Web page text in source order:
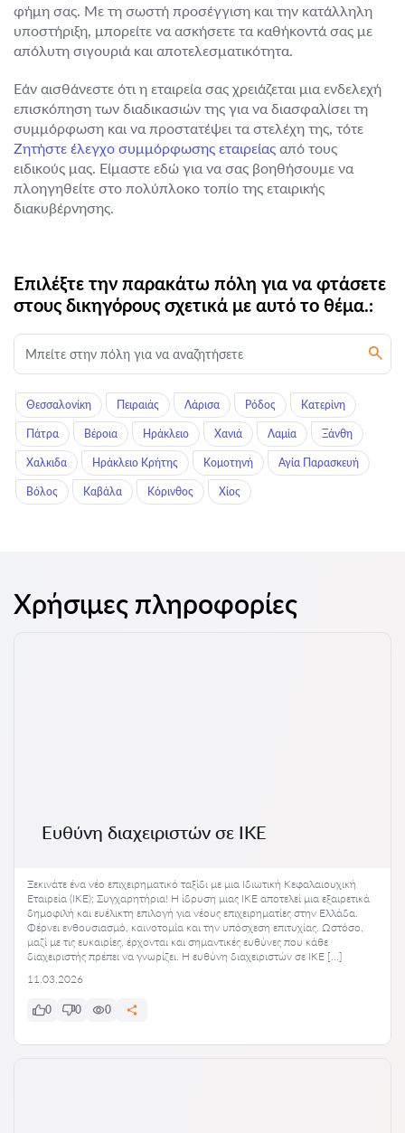
φήμη σας. Με τη σωστή προσέγγιση και την κατάλληλη
υποστήριξη, μπορείτε να ασκήσετε τα καθήκοντά σας με
απόλυτη σιγουριά και αποτελεσματικότητα.
Εάν αισθάνεστε ότι η εταιρεία σας χρειάζεται μια ενδελεχή
επισκόπηση των διαδικασιών της για να διασφαλίσει τη
συμμόρφωση και να προστατέψει τα στελέχη της, τότε
Ζητήστε έλεγχο συμμόρφωσης εταιρείας από τους
ειδικούς μας. Είμαστε εδώ για να σας βοηθήσουμε να
πλοηγηθείτε στο πολύπλοκο τοπίο της εταιρικής
διακυβέρνησης.
Επιλέξτε την παρακάτω πόλη για να φτάσετε
στους δικηγόρους σχετικά με αυτό το θέμα.:
Θεσσαλονίκη Πειραιάς Λάρισα Ρόδος Κατερίνη
Πάτρα Βέροια Ηράκλειο Χανιά Λαμία Ξάνθη
Χαλκιδα Ηράκλειο Κρήτης Κομοτηνή Αγία Παρασκευή
Βόλος Καβάλα Κόρινθος Χίος
Χρήσιμες πληροφορίες
Ευθύνη διαχειριστών σε ΙΚΕ
Ξεκινάτε ένα νέο επιχειρηματικό ταξίδι με μια Ιδιωτική Κεφαλαιουχική
Εταιρεία (ΙΚΕ); Συγχαρητήρια! Η ίδρυση μιας ΙΚΕ αποτελεί μια εξαιρετικά
δημοφιλή και ευέλικτη επιλογή για νέους επιχειρηματίες στην Ελλάδα.
Φέρνει ενθουσιασμό, καινοτομία και την υπόσχεση επιτυχίας. Ωστόσο,
μαζί με τις ευκαιρίες, έρχονται και σημαντικές ευθύνες που κάθε
διαχειριστής πρέπει να γνωρίζει. Η ευθύνη διαχειριστών σε ΙΚΕ […]
11.03.2026
0 0 0